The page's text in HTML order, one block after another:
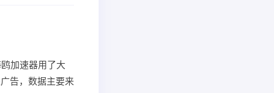
加速器用了大
告，数据主要来